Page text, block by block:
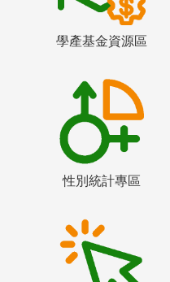
學產基金資源區
性別統計專區